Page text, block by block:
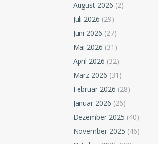
August 2026 (2)
Juli 2026 (29)
Juni 2026 (27)
Mai 2026 (31)
April 2026 (32)
März 2026 (31)
Februar 2026 (28)
Januar 2026 (26)
Dezember 2025 (40)
November 2025 (46)